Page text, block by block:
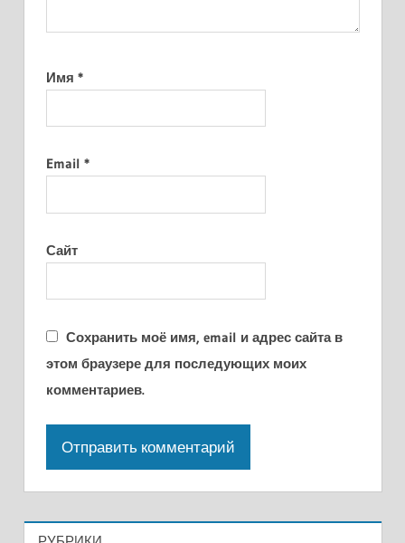
Имя *
Email *
Сайт
Сохранить моё имя, email и адрес сайта в
этом браузере для последующих моих
комментариев.